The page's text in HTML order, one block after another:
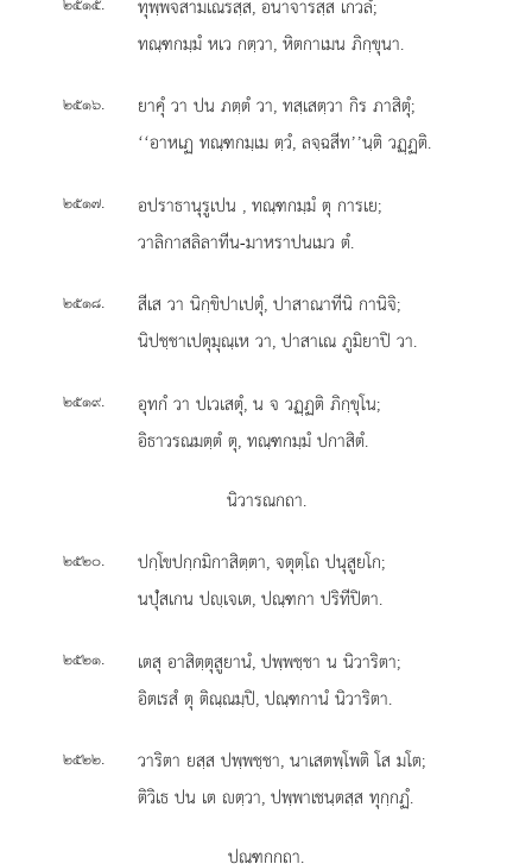
ทุพฺพจสามเณรสฺส, อนาจารสฺส เกวลํ;
ทณฺฑกมฺมํ หเว กตฺวา, หิตกาเมน ภิกฺขุนา.
๒๕๑๖.
ยาคุํ วา ปน ภตฺตํ วา, ทสฺเสตฺวา กิร ภาสิตุํ;
‘‘อาหเฏ ทณฺฑกมฺเม ตฺวํ, ลจฺฉสีท’’นฺติ วฏฺฏติ.
๒๕๑๗. อปราธานุรูเปน , ทณฺฑกมฺมํ ตุ การเย;
วาลิกาสลิลาทีน-มาหราปนเมว ตํ.
๒๕๑๘.
สีเส วา นิกฺขิปาเปตุํ, ปาสาณาทีนิ กานิจิ;
นิปชฺชาเปตุมุณฺเห วา, ปาสาเณ ภูมิยาปิ วา.
๒๕๑๙.
อุทกํ วา ปเวเสตุํ, น จ วฏฺฏติ ภิกฺขุโน;
อิธาวรณมตฺตํ ตุ, ทณฺฑกมฺมํ ปกาสิตํ.
นิวารณกถา.
๒๕๒๐.
ปกฺโขปกฺกมิกาสิตฺตา, จตุตฺโถ ปนุสูยโก;
นปุํสเกน ปฺเจเต, ปณฺฑกา ปริทีปิตา.
๒๕๒๑.
เตสุ อาสิตฺตุสูยานํ, ปพฺพชฺชา น นิวาริตา;
อิตเรสํ ตุ ติณฺณมฺปิ, ปณฺฑกานํ นิวาริตา.
๒๕๒๒. วาริตา ยสฺส ปพฺพชฺชา, นาเสตพฺโพติ โส มโต;
ติวิเธ ปน เต ตฺวา, ปพฺพาเชนฺตสฺส ทุกฺกฏํ.
ปณฺฑกกถา.